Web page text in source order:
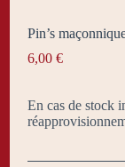
Pin’s
6,00 €
En cas de stock